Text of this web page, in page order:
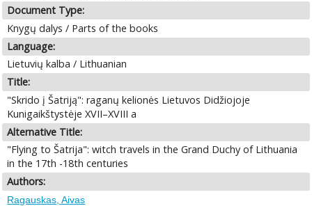
Document Type:
Knygų dalys / Parts of the books
Language:
Lietuvių kalba / Lithuanian
Title:
"Skrido į Šatriją": raganų kelionės Lietuvos Didžiojoje
Kunigaikštystėje XVII–XVIII a
Alternative Title:
"Flying to Šatrija": witch travels in the Grand Duchy of Lithuania
in the 17th -18th centuries
Authors:
Ragauskas, Aivas